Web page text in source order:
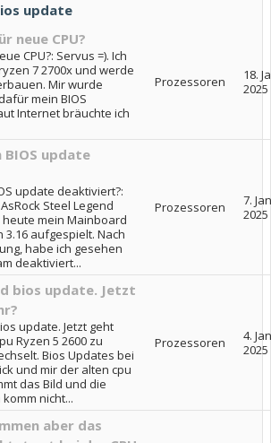
update
neue CPU?
CPU?: Servus =). Ich
7 2700x und werde
Mir wurde
mein BIOS
Internet bräuchte ich
Prozessoren
18.
2025
BIOS update
update deaktiviert?:
Steel Legend
mein Mainboard
3.16 aufgespielt. Nach
habe ich gesehen
deaktiviert...
Prozessoren
7.
2025
bios update. Jetzt
update. Jetzt geht
Ryzen 5 2600 zu
Bios Updates bei
und mir der alten cpu
das Bild und die
nicht...
Prozessoren
4.
2025
aber das